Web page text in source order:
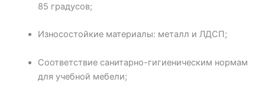
85 градусов;
Износостойкие материалы: металл и ЛДСП;
Соответствие санитарно-гигиеническим нормам
для учебной мебели;